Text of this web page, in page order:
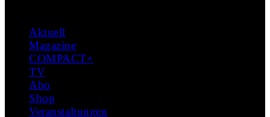
Aktuell
Magazine
COMPACT+
TV
Abo
Shop
Veranstaltungen